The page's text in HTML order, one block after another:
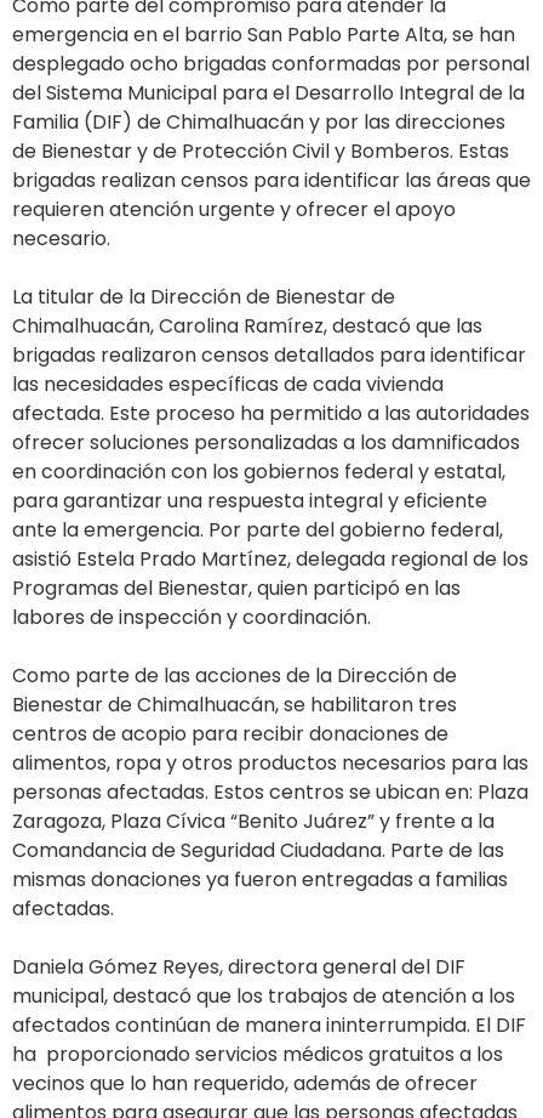
Como parte del compromiso para atender la
emergencia en el barrio San Pablo Parte Alta, se han
desplegado ocho brigadas conformadas por personal
del Sistema Municipal para el Desarrollo Integral de la
Familia (DIF) de Chimalhuacán y por las direcciones
de Bienestar y de Protección Civil y Bomberos. Estas
brigadas realizan censos para identificar las áreas que
requieren atención urgente y ofrecer el apoyo
necesario.
La titular de la Dirección de Bienestar de
Chimalhuacán, Carolina Ramírez, destacó que las
brigadas realizaron censos detallados para identificar
las necesidades específicas de cada vivienda
afectada. Este proceso ha permitido a las autoridades
ofrecer soluciones personalizadas a los damnificados
en coordinación con los gobiernos federal y estatal,
para garantizar una respuesta integral y eficiente
ante la emergencia. Por parte del gobierno federal,
asistió Estela Prado Martínez, delegada regional de los
Programas del Bienestar, quien participó en las
labores de inspección y coordinación.
Como parte de las acciones de la Dirección de
Bienestar de Chimalhuacán, se habilitaron tres
centros de acopio para recibir donaciones de
alimentos, ropa y otros productos necesarios para las
personas afectadas. Estos centros se ubican en: Plaza
Zaragoza, Plaza Cívica “Benito Juárez” y frente a la
Comandancia de Seguridad Ciudadana. Parte de las
mismas donaciones ya fueron entregadas a familias
afectadas.
Daniela Gómez Reyes, directora general del DIF
municipal, destacó que los trabajos de atención a los
afectados continúan de manera ininterrumpida. El DIF
ha proporcionado servicios médicos gratuitos a los
vecinos que lo han requerido, además de ofrecer